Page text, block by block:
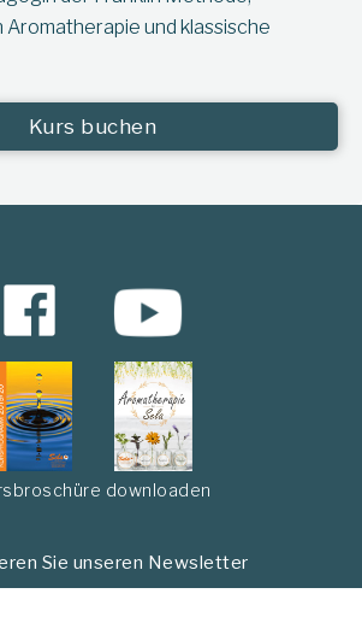
und klassische
Kurs buchen
downloaden
Sie unseren Newsletter